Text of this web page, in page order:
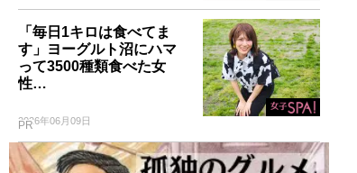
「毎日1キロは食べてま
す」ヨーグルト沼にハマ
って3500種類食べた女
性…
2026年06月09日
PR